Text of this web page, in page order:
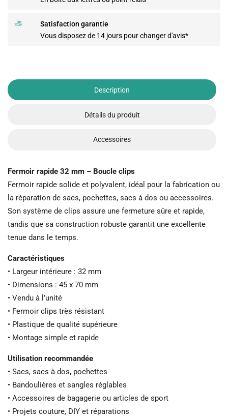
Satisfaction garantie
Vous disposez de 14 jours pour changer d'avis*
Description
Détails du produit
Accessoires
Fermoir rapide 32 mm – Boucle clips
Fermoir rapide solide et polyvalent, idéal pour la fabrication ou
la réparation de sacs, pochettes, sacs à dos ou accessoires.
Son système de clips assure une fermeture sûre et rapide,
tandis que sa construction robuste garantit une excellente
tenue dans le temps.
Caractéristiques
• Largeur intérieure : 32 mm
• Dimensions : 45 x 70 mm
• Vendu à l’unité
• Fermoir clips très résistant
• Plastique de qualité supérieure
• Montage simple et rapide
Utilisation recommandée
• Sacs, sacs à dos, pochettes
• Bandoulières et sangles réglables
• Accessoires de bagagerie ou articles de sport
• Projets couture, DIY et réparations